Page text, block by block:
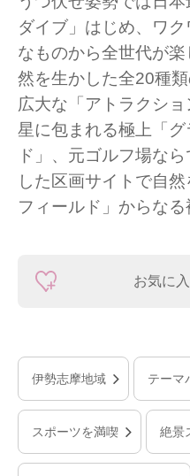
ダイブ」はじめ、ワ
なものから全世代が
然を生かした全20種
広大な「アトラクシ
星に包まれる極上「
ド」、元ゴルフ場な
した区画サイトで自
フィールド」からなる
お気に
伊勢志摩地域 テーマ
スポーツを満喫 絶景